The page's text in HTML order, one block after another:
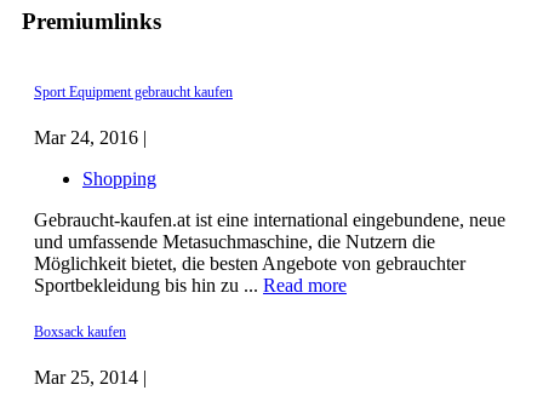
Premiumlinks
Sport Equipment gebraucht kaufen
Mar 24, 2016 |
Shopping
Gebraucht-kaufen.at ist eine international eingebundene, neue
und umfassende Metasuchmaschine, die Nutzern die
Möglichkeit bietet, die besten Angebote von gebrauchter
Sportbekleidung bis hin zu ... Read more
Boxsack kaufen
Mar 25, 2014 |